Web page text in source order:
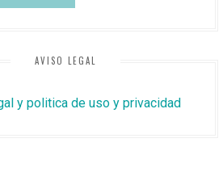
AVISO LEGAL
y politica de uso y privacidad